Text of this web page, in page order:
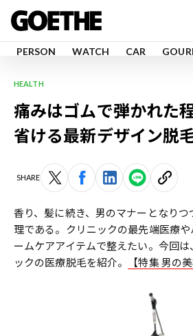
PERSON WATCH CAR
HEALTH
痛みはゴムで弾かれた
省ける最新デザイン脱
SHARE
香り、髪に続き、男のマナーとなり
理である。クリニックの最先端医療
ームケアアイテムで整えたい。今回
ックの医療脱毛を紹介。
【特集 男の